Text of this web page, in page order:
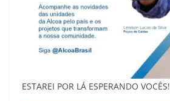
ESTAREI POR LÁ ESPERANDO VOCÊS!